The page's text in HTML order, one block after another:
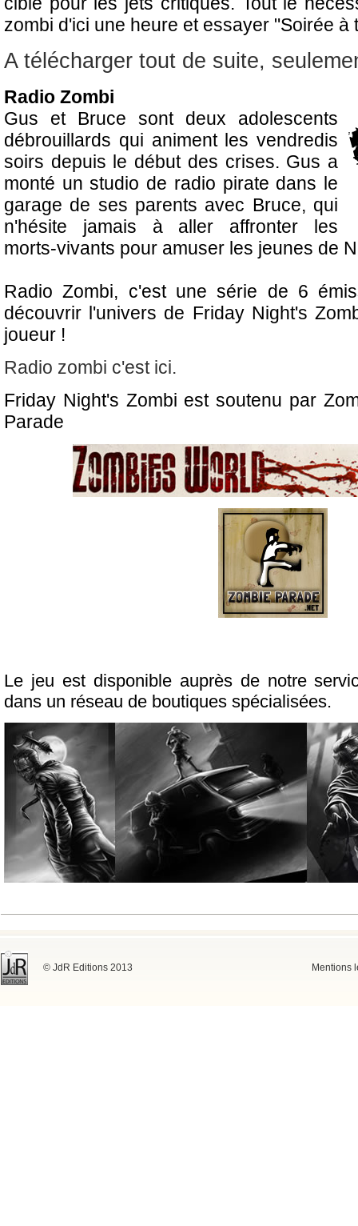
zombi d'ici une heure et essayer "Soirée à
A télécharger tout de suite,
Radio Zombi
Gus et Bruce sont deux adolescents
débrouillards qui animent les vendredis
soirs depuis le début des crises. Gus a
monté un studio de radio pirate dans le
garage de ses parents avec Bruce, qui
n'hésite jamais à aller affronter les
morts-vivants pour amuser les jeunes de
Radio Zombi, c'est une série de 6
découvrir l'univers de Friday Night's
joueur !
Radio zombi c'est ici.
Friday Night's Zombi est soutenu par
Parade
Le jeu est disponible auprès de notre
dans un réseau de boutiques spécialisées.
© JdR Editions 2013 Mentions